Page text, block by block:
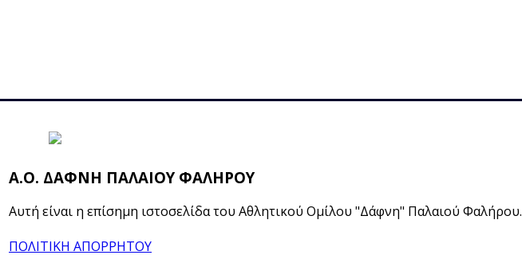
Α.Ο. ΔΑΦΝΗ ΠΑΛΑΙΟΥ ΦΑΛΗΡΟΥ
Αυτή είναι η επίσημη ιστοσελίδα του Αθλητικού Ομίλου "Δάφνη" Παλαιού Φαλήρου.
ΠΟΛΙΤΙΚΗ ΑΠΟΡΡΗΤΟΥ